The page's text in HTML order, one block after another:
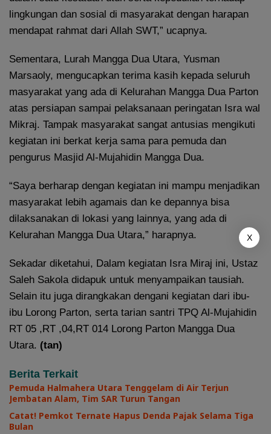
lingkungan dan sosial di masyarakat dengan harapan
mendapat rahmat dari Allah SWT,” ucapnya.
Sementara, Lurah Mangga Dua Utara, Yusman
Marsaoly, mengucapkan terima kasih kepada seluruh
masyarakat yang ada di Kelurahan Mangga Dua Parton
atas persiapan sampai pelaksanaan peringatan Isra wal
Mikraj. Tampak masyarakat sangat antusias mengikuti
kegiatan ini berkat kerja sama para pemuda dan
pengurus Masjid Al-Mujahidin Mangga Dua.
“Saya berharap dengan kegiatan ini mampu menjadikan
masyarakat lebih agamais dan ke depannya bisa
dilaksanakan di lokasi yang lainnya, yang ada di
Kelurahan Mangga Dua Utara,” harapnya.
Sekadar diketahui, Dalam kegiatan Isra Miraj ini, Ustaz
Saleh Sakola didapuk untuk menyampaikan tausiah.
Selain itu juga dirangkakan dengani kegiatan dari ibu-
ibu Lorong Parton, serta tarian santri TPQ Al-Mujahidin
RT 05 ,RT ,04,RT 014 Lorong Parton Mangga Dua
Utara. (tan)
Berita Terkait
Pemuda Halmahera Utara Tenggelam di Air Terjun
Jembatan Alam, Tim SAR Turun Tangan
Catat! Pemkot Ternate Hapus Denda Pajak Selama Tiga
Bulan
X